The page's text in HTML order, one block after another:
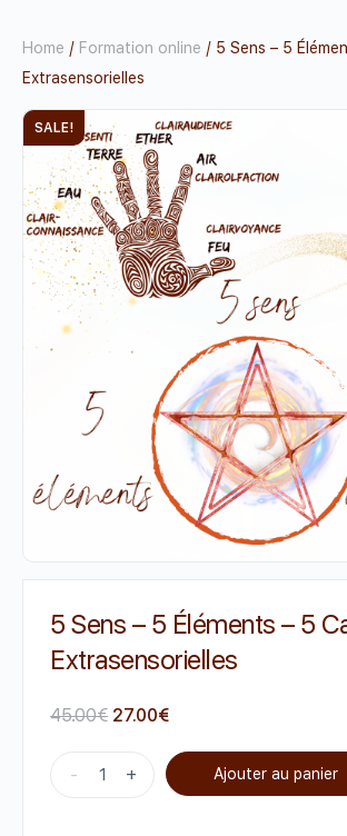
Home / Formation online / 5 Sens – 5
Extrasensorielles
SALE!
5 Sens – 5 Éléments – 5
Extrasensorielles
45.00€ 27.00€
- + Ajouter au panier